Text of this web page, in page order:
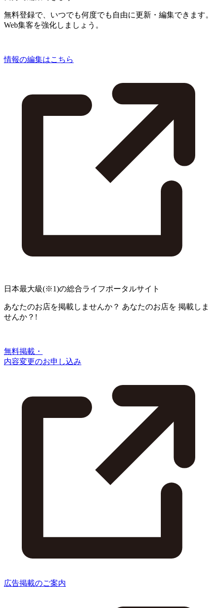
無料登録で、いつでも何度でも自由に更新・編集できます。
Web集客を強化しましょう。
情報の編集はこちら
日本最大級(※1)の総合ライフポータルサイト
あなたのお店を掲載しませんか？ あなたのお店を 掲載しま
せんか？!
無料掲載・
内容変更のお申し込み
広告掲載のご案内